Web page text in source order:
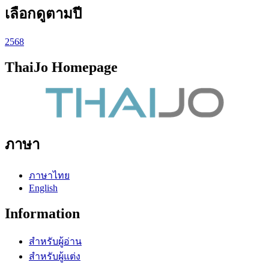
เลือกดูตามปี
2568
ThaiJo Homepage
ภาษา
ภาษาไทย
English
Information
สำหรับผู้อ่าน
สำหรับผู้แต่ง